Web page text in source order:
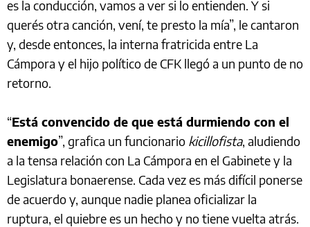
es la conducción, vamos a ver si lo entienden. Y si
querés otra canción, vení, te presto la mía”, le cantaron
y, desde entonces, la interna fratricida entre La
Cámpora y el hijo político de CFK llegó a un punto de no
retorno.
“Está convencido de que está durmiendo con el
enemigo”, grafica un funcionario kicillofista, aludiendo
a la tensa relación con La Cámpora en el Gabinete y la
Legislatura bonaerense. Cada vez es más difícil ponerse
de acuerdo y, aunque nadie planea oficializar la
ruptura, el quiebre es un hecho y no tiene vuelta atrás.